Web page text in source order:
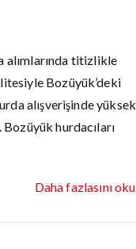
alımlarında titizlikle
Bozüyük’deki
alışverişinde yüksek
hurdacıları
Daha fazlasını oku